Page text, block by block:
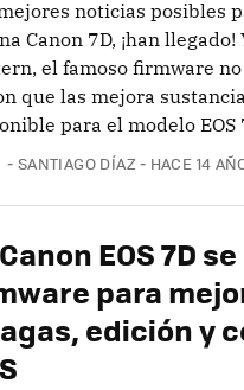
noticias posibles
Canon 7D, ¡han llegado!
el famoso firmware
que las mejora
para el modelo EOS
COMENTARIOS
SANTIAGO DÍAZ HACE 14
EOS 7D
para
edición y